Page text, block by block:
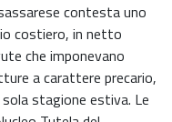
contesta uno
costiero, in netto
che imponevano
a carattere precario,
stagione estiva. Le